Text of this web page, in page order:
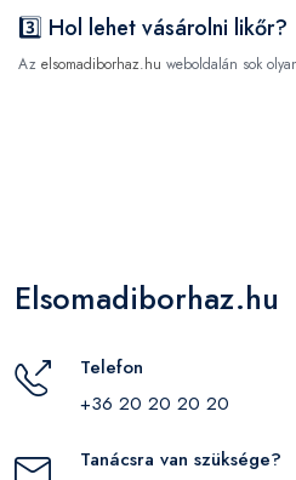
3️⃣ Hol lehet vásárolni likőr?
Az elsomadiborhaz.hu weboldalán sok
Elsomadiborhaz.hu
Telefon
+36 20 20 20 20
Tanácsra van szüksége?